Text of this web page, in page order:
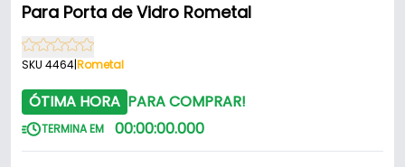
Para Porta de Vidro Rometal
SKU 4464|Rometal
ÓTIMA HORA PARA COMPRAR!
TERMINA EM 00:00:00.000